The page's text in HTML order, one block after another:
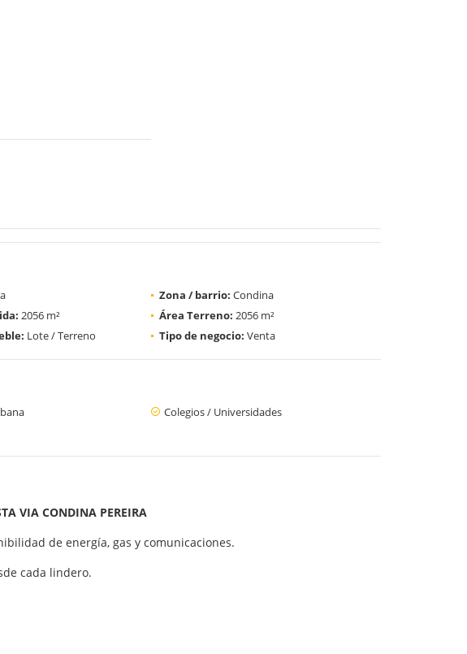
Zona / barrio: Condina
2056 m² Área Terreno: 2056 m²
Lote / Terreno Tipo de negocio: Venta
Colegios / Universidades
VIA CONDINA PEREIRA
de energía, gas y comunicaciones.
cada lindero.